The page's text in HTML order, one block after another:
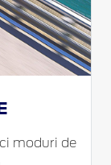
moduri de